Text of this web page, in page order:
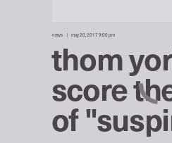
news may 20, 2017 9:00 pm
thom
score
of